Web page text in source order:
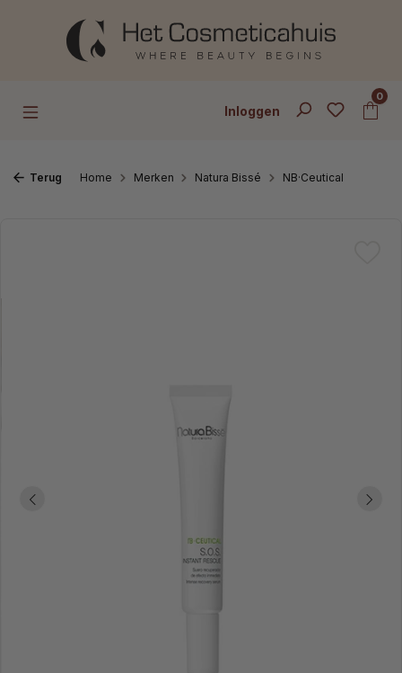
Ga naar de hoofdinhoud
Inloggen
0
Terug Home Merken Natura Bissé NB·Ceutical